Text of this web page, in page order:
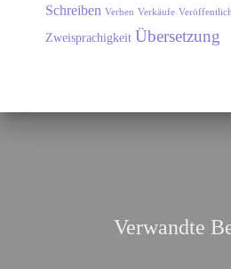
Schreiben Verben Verkäufe
Zweisprachigkeit Übersetzung
Verwandte